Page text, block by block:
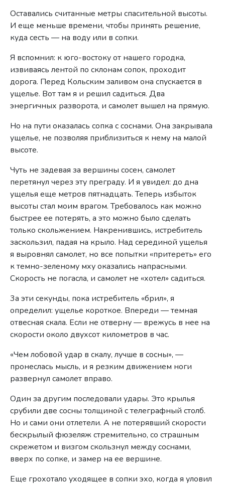
Оставались считанные метры спасительной высоты.
И еще меньше времени, чтобы принять решение,
куда сесть — на воду или в сопки.
Я вспомнил: к юго-востоку от нашего городка,
извиваясь лентой по склонам сопок, проходит
дорога. Перед Кольским заливом она спускается в
ущелье. Вот там я и решил садиться. Два
энергичных разворота, и самолет вышел на прямую.
Но на пути оказалась сопка с соснами. Она закрывала
ущелье, не позволяя приблизиться к нему на малой
высоте.
Чуть не задевая за вершины сосен, самолет
перетянул через эту преграду. И я увидел: до дна
ущелья еще метров пятнадцать. Теперь избыток
высоты стал моим врагом. Требовалось как можно
быстрее ее потерять, а это можно было сделать
только скольжением. Накренившись, истребитель
заскользил, падая на крыло. Над серединой ущелья
я выровнял самолет, но все попытки «притереть» его
к темно-зеленому мху оказались напрасными.
Скорость не погасла, и самолет не «хотел» садиться.
3а эти секунды, пока истребитель «брил», я
определил: ущелье короткое. Впереди — темная
отвесная скала. Если не отверну — врежусь в нее на
скорости около двухсот километров в час.
«Чем лобовой удар в скалу, лучше в сосны», —
пронеслась мысль, и я резким движением ноги
развернул самолет вправо.
Один за другим последовали удары. Это крылья
срубили две сосны толщиной с телеграфный столб.
Но и сами они отлетели. А не потерявший скорости
бескрылый фюзеляж стремительно, со страшным
скрежетом и визгом скользнул между соснами,
вверх по сопке, и замер на ее вершине.
Еще грохотало уходящее в сопки эхо, когда я уловил